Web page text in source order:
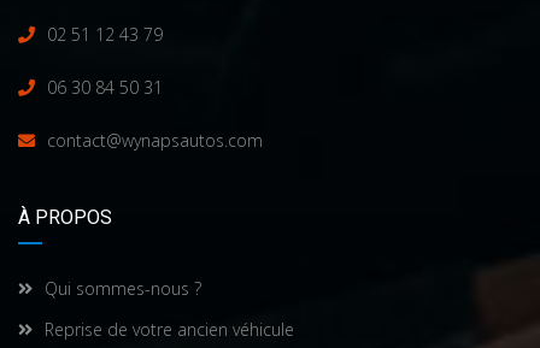
02 51 12 43 79
06 30 84 50 31
contact@wynapsautos.com
À PROPOS
Qui sommes-nous ?
Reprise de votre ancien véhicule